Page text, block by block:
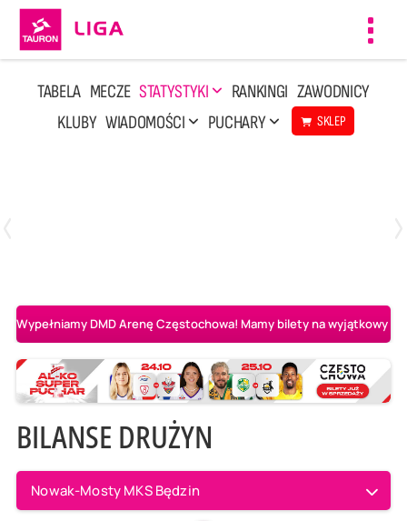
TABELA MECZE STATYSTYKI RANKINGI ZAWODNICY
KLUBY WIADOMOŚCI PUCHARY SKLEP
Wypełniamy DMD Arenę Częstochowa! Mamy bilety na wyjątkowy
BILANSE DRUŻYN
Nowak-Mosty MKS Będzin